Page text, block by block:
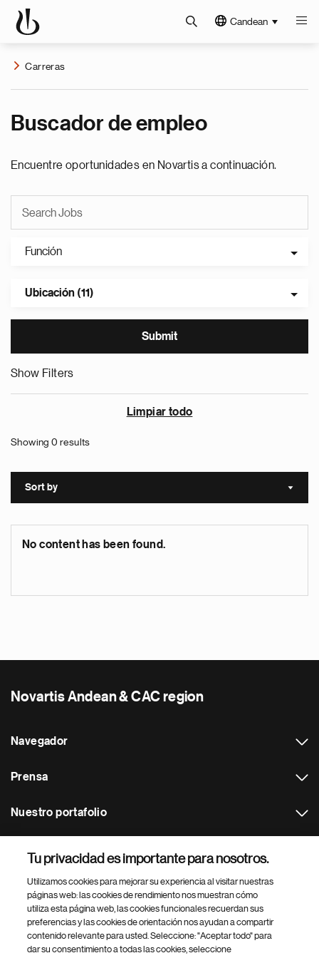
Candean
Carreras
Buscador de empleo
Encuentre oportunidades en Novartis a continuación.
Función
Ubicación (11)
Show Filters
Limpiar todo
Showing 0 results
Sort by Sort
No content has been found.
Novartis Andean & CAC region
Navegador
Prensa
Nuestro portafolio
Footer Site Search
Tu privacidad es importante para nosotros.
Utilizamos cookies para mejorar su experiencia al visitar nuestras
páginas web: las cookies de rendimiento nos muestran cómo
utiliza esta página web, las cookies funcionales recuerdan sus
preferencias y las cookies de orientación nos ayudan a compartir
contenido relevante para usted. Seleccione: "Aceptar todo" para
dar su consentimiento a todas las cookies, seleccione